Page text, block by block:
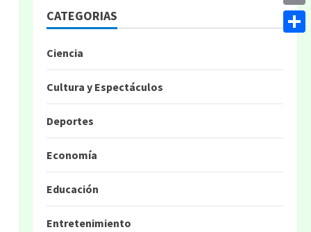
CATEGORIAS
Ciencia
Cultura y Espectáculos
Deportes
Economía
Educación
Entretenimiento
Email